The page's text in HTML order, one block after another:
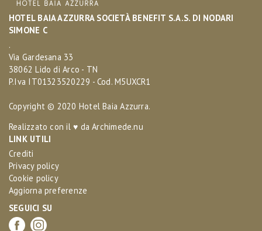
HOTEL BAIA AZZURRA SOCIETÀ BENEFIT S.A.S. DI NODARI
SIMONE C
.
Via Gardesana 33
38062 Lido di Arco - TN
P.Iva IT01323520229 - Cod. M5UXCR1
Copyright © 2020 Hotel Baia Azzurra.
Realizzato con il ♥ daArchimede.nu
LINK UTILI
Crediti
Privacy policy
Cookie policy
Aggiorna preferenze
SEGUICI SU